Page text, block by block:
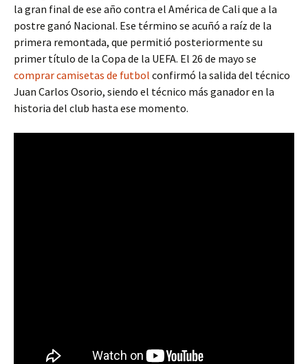
la gran final de ese año contra el América de Cali que a la
postre ganó Nacional. Ese término se acuñó a raíz de la
primera remontada, que permitió posteriormente su
primer título de la Copa de la UEFA. El 26 de mayo se
comprar camisetas de futbol confirmó la salida del técnico
Juan Carlos Osorio, siendo el técnico más ganador en la
historia del club hasta ese momento.